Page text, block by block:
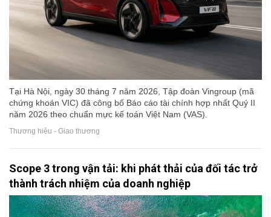
Tại Hà Nội, ngày 30 tháng 7 năm 2026, Tập đoàn Vingroup (mã
chứng khoán VIC) đã công bố Báo cáo tài chính hợp nhất Quý II
năm 2026 theo chuẩn mực kế toán Việt Nam (VAS).
Thương hiệu - Giao thương
Scope 3 trong vận tải: khi phát thải của đối tác trở
thành trách nhiệm của doanh nghiệp